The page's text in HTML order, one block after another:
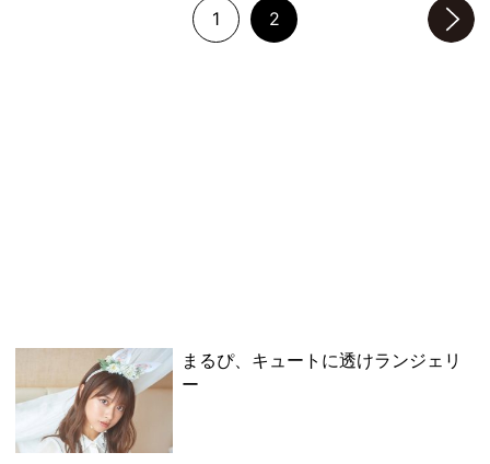
1 2
まるぴ、キュートに透けランジェリ
ー